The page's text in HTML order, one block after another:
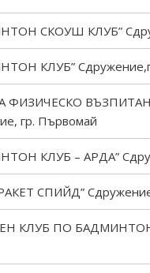
СКОУШ КЛУБ”
КЛУБ”
ФИЗИЧЕСКО
гр. Първомай
КЛУБ – АРДА”
СПИЙД”
КЛУБ ПО БАДМИНТОН